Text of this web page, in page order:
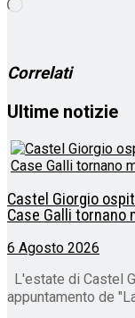
Correlati
Ultime notizie
Castel Giorgio
Case Galli tornano
6 Agosto 2026
L'estate di Castel
appuntamento de